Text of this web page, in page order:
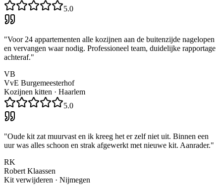
5.0
"Voor 24 appartementen alle kozijnen aan de buitenzijde nagelopen
en vervangen waar nodig. Professioneel team, duidelijke rapportage
achteraf."
VB
VvE Burgemeesterhof
Kozijnen kitten · Haarlem
5.0
"Oude kit zat muurvast en ik kreeg het er zelf niet uit. Binnen een
uur was alles schoon en strak afgewerkt met nieuwe kit. Aanrader."
RK
Robert Klaassen
Kit verwijderen · Nijmegen